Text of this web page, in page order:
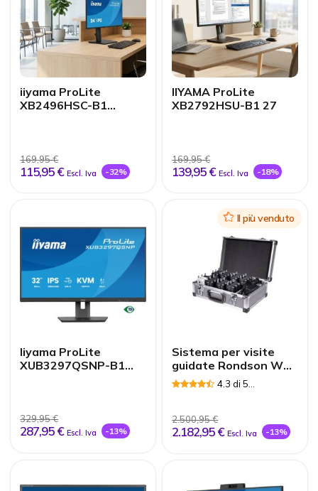
iiyama ProLite
XB2496HSC-B1
169,95 €
115,95 € Escl. Iva -32%
IIYAMA ProLite
XB2792HSU-B1 27
169,95 €
139,95 € Escl. Iva -18%
Iiyama ProLite
XUB3297QSNP-B1
329,95 €
287,95 € Escl. Iva -13%
IconIl più venduto
Sistema per visite
guidate Rondson WT-
300E
4.3 di 5
2.500,95 €
2.182,95 € Escl. Iva -13%